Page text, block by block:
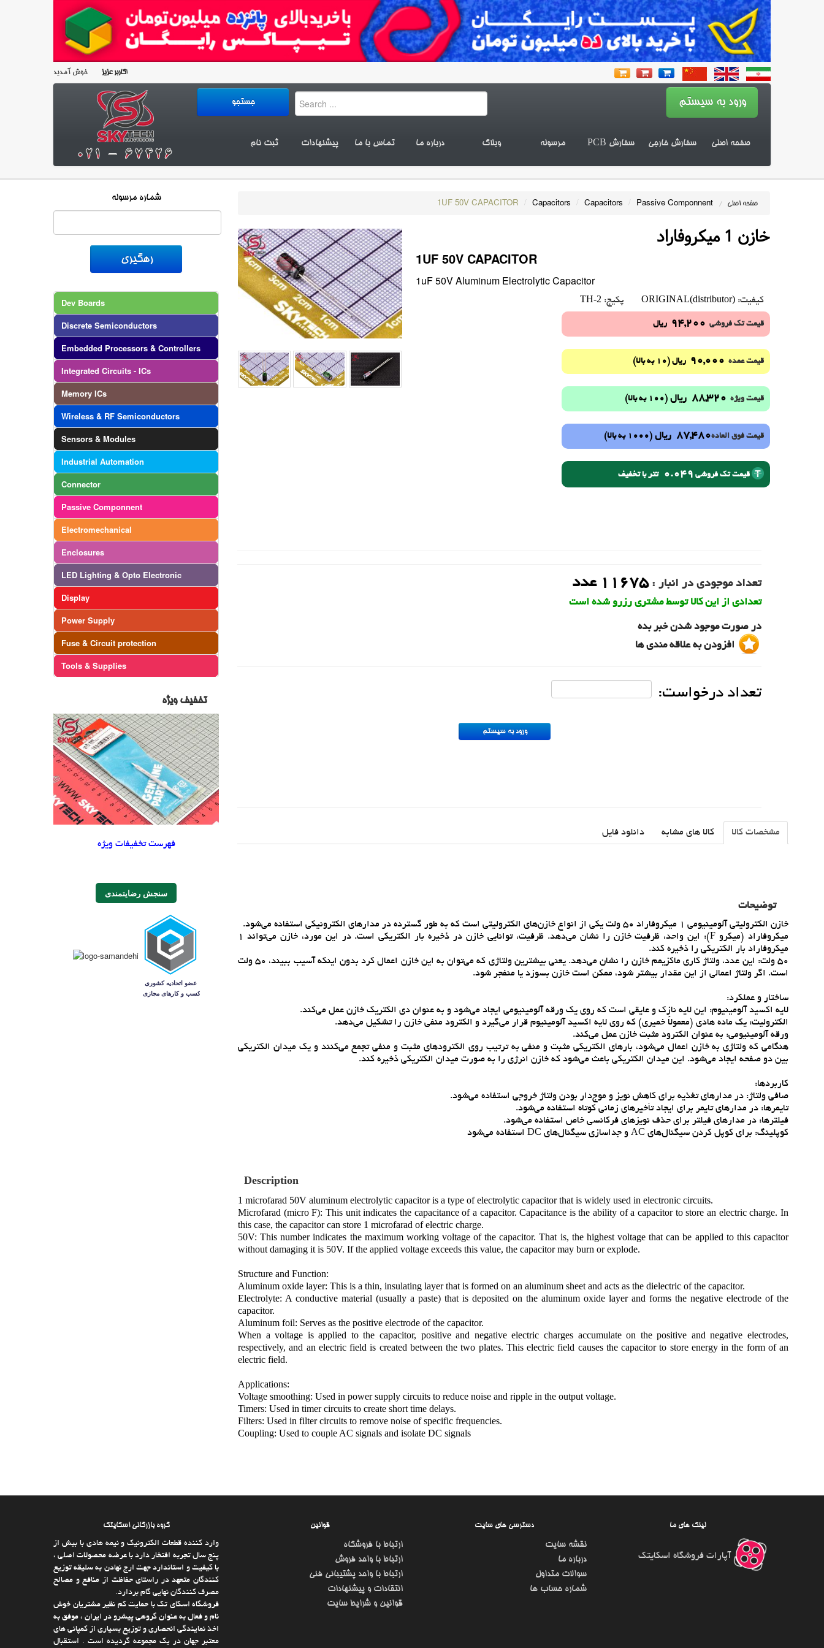
کاربر عزیزخوش آمدید!
صفحه اصلی سفارش خارجی سفارش PCB مرسوله وبلاگ درباره ما تماس با ما پیشنهادات ثبت نام
شماره مرسوله
Dev Boards
Discrete Semiconductors
Embedded Processors & Controllers
Integrated Circuits - ICs
Memory ICs
Wireless & RF Semiconductors
Sensors & Modules
Industrial Automation
Connector
Passive Componnent
Electromechanical
Enclosures
LED Lighting & Opto Electronic
Display
Power Supply
Fuse & Circuit protection
Tools & Supplies
تخفیف ویژه
فهرست تخفیفات ویژه
سنجش رضایتمندی
صفحه اصلی /
Passive Componnent
/
Capacitors
/
Capacitors
/
1UF 50V CAPACITOR
خازن 1 میکروفاراد
1UF 50V CAPACITOR
1uF 50V Aluminum Electrolytic Capacitor
کیفیت: ORIGINAL(distributor) پکیج: TH-2
قیمت تک فروشی 94,200 ریال
قیمت عمده 90,000 ریال (10 به بالا)
قیمت ویژه 88,320 ریال (100 به بالا)
قیمت فوق العاده87,480 ریال (1000 به بالا)
قیمت تک فروشی 0.049 تتر با تخفیف
تعداد موجودی در انبار :11675 عدد
تعدادی از این کالا توسط مشتری رزرو شده است
در صورت موجود شدن خبر بده
افزودن به علاقه مندی ها
تعداد درخواست:
مشخصات کالا کالا های مشابه دانلود فایل
توضیحات
خازن الکتروليتي آلومينيومي 1 ميکروفاراد 50 ولت يکي از انواع خازن‌هاي الکتروليتي است که به طور گسترده در مدارهاي الکترونيکي استفاده مي‌شود.
ميکروفاراد (ميکرو F): اين واحد، ظرفيت خازن را نشان مي‌دهد. ظرفيت، توانايي خازن در ذخيره بار الکتريکي است. در اين مورد، خازن مي‌تواند 1
ميکروفاراد بار الکتريکي را ذخيره کند.
50 ولت: اين عدد، ولتاژ کاري ماکزيمم خازن را نشان مي‌دهد. يعني بيشترين ولتاژي که مي‌توان به اين خازن اعمال کرد بدون اينکه آسيب ببيند، 50 ولت
است. اگر ولتاژ اعمالي از اين مقدار بيشتر شود، ممکن است خازن بسوزد يا منفجر شود.
ساختار و عملکرد:
لايه اکسيد آلومينيوم: اين لايه نازک و عايقي است که روي يک ورقه آلومينيومي ايجاد مي‌شود و به عنوان دي الکتريک خازن عمل مي‌کند.
الکتروليت: يک ماده هادي (معمولاً خميري) که روي لايه اکسيد آلومينيوم قرار مي‌گيرد و الکترود منفي خازن را تشکيل مي‌دهد.
ورقه آلومينيومي: به عنوان الکترود مثبت خازن عمل مي‌کند.
هنگامي که ولتاژي به خازن اعمال مي‌شود، بارهاي الکتريکي مثبت و منفي به ترتيب روي الکترودهاي مثبت و منفي تجمع مي‌کنند و يک ميدان الکتريکي
بين دو صفحه ايجاد مي‌شود. اين ميدان الکتريکي باعث مي‌شود که خازن انرژي را به صورت ميدان الکتريکي ذخيره کند.
کاربردها:
صافي ولتاژ: در مدارهاي تغذيه براي کاهش نويز و موج‌دار بودن ولتاژ خروجي استفاده مي‌شود.
تايمرها: در مدارهاي تايمر براي ايجاد تأخيرهاي زماني کوتاه استفاده مي‌شود.
فيلترها: در مدارهاي فيلتر براي حذف نويزهاي فرکانسي خاص استفاده مي‌شود.
کوپلينگ: براي کوپل کردن سيگنال‌هاي AC و جداسازي سيگنال‌هاي DC استفاده مي‌شود
Description
1 microfarad 50V aluminum electrolytic capacitor is a type of electrolytic capacitor that is widely used in electronic circuits.
Microfarad (micro F): This unit indicates the capacitance of a capacitor. Capacitance is the ability of a capacitor to store an electric charge. In
this case, the capacitor can store 1 microfarad of electric charge.
50V: This number indicates the maximum working voltage of the capacitor. That is, the highest voltage that can be applied to this capacitor
without damaging it is 50V. If the applied voltage exceeds this value, the capacitor may burn or explode.
Structure and Function:
Aluminum oxide layer: This is a thin, insulating layer that is formed on an aluminum sheet and acts as the dielectric of the capacitor.
Electrolyte: A conductive material (usually a paste) that is deposited on the aluminum oxide layer and forms the negative electrode of the
capacitor.
Aluminum foil: Serves as the positive electrode of the capacitor.
When a voltage is applied to the capacitor, positive and negative electric charges accumulate on the positive and negative electrodes,
respectively, and an electric field is created between the two plates. This electric field causes the capacitor to store energy in the form of an
electric field.
Applications:
Voltage smoothing: Used in power supply circuits to reduce noise and ripple in the output voltage.
Timers: Used in timer circuits to create short time delays.
Filters: Used in filter circuits to remove noise of specific frequencies.
Coupling: Used to couple AC signals and isolate DC signals
گروه بازرگانی اسکایتک
وارد كننده قطعات الکترونیک و نیمه هادی با بیش از
پنج سال تجربه افتخار دارد با عرضه محصولات اصلی ،
با كیفیت و استاندارد جهت ارج نهادن به سلیقه توزیع
كنندگان متعهد در راستای حفاظت از منافع و مصالح
مصرف كنندگان نهایی گام بردارد.
فروشگاه اسکای تک با حمایت كم نظیر مشتریان خوش
نام و فعال به عنوان گروهی پیشرو در ایران ، موفق به
اخذ نمایندگی انحصاری و توزیع بسیاری از كمپانی های
معتبر جهان در یك مجموعه گردیده است . استقبال
قوانین
ارتباط با فروشگاه
ارتباط با واحد فروش
ارتباط با واحد پشتیبانی فنی
انتقادات و پیشنهادات
قوانین و شرایط سایت
دسترسی های سایت
نقشه سایت
درباره ما
سوالات متداول
شماره حساب ها
لینک های ما
آپارات فروشگاه اسکایتک